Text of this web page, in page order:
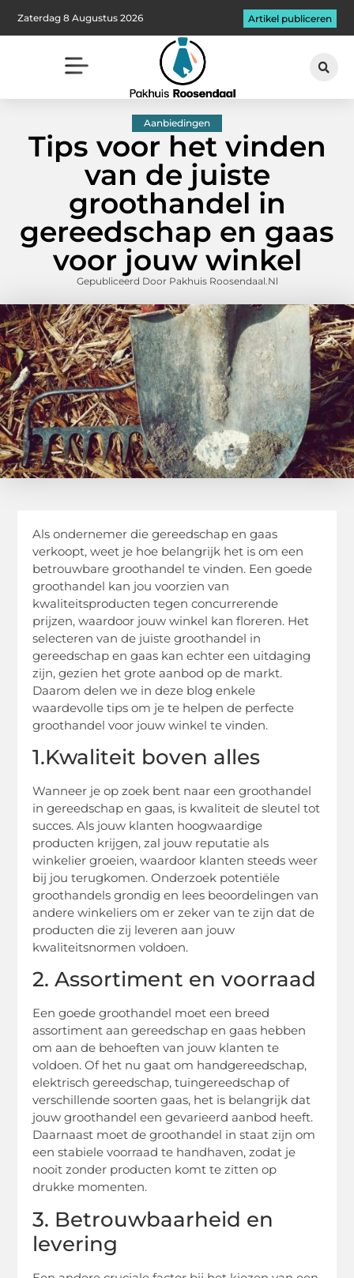
Zaterdag 8 Augustus 2026 Artikel publiceren
Aanbiedingen
Tips voor het vinden
van de juiste
groothandel in
gereedschap en gaas
voor jouw winkel
Gepubliceerd Door Pakhuis Roosendaal.nl
Als ondernemer die gereedschap en gaas
verkoopt, weet je hoe belangrijk het is om een
betrouwbare groothandel te vinden. Een goede
groothandel kan jou voorzien van
kwaliteitsproducten tegen concurrerende
prijzen, waardoor jouw winkel kan floreren. Het
selecteren van de juiste groothandel in
gereedschap en gaas kan echter een uitdaging
zijn, gezien het grote aanbod op de markt.
Daarom delen we in deze blog enkele
waardevolle tips om je te helpen de perfecte
groothandel voor jouw winkel te vinden.
1.Kwaliteit boven alles
Wanneer je op zoek bent naar een groothandel
in gereedschap en gaas, is kwaliteit de sleutel tot
succes. Als jouw klanten hoogwaardige
producten krijgen, zal jouw reputatie als
winkelier groeien, waardoor klanten steeds weer
bij jou terugkomen. Onderzoek potentiële
groothandels grondig en lees beoordelingen van
andere winkeliers om er zeker van te zijn dat de
producten die zij leveren aan jouw
kwaliteitsnormen voldoen.
2. Assortiment en voorraad
Een goede groothandel moet een breed
assortiment aan gereedschap en gaas hebben
om aan de behoeften van jouw klanten te
voldoen. Of het nu gaat om handgereedschap,
elektrisch gereedschap, tuingereedschap of
verschillende soorten gaas, het is belangrijk dat
jouw groothandel een gevarieerd aanbod heeft.
Daarnaast moet de groothandel in staat zijn om
een stabiele voorraad te handhaven, zodat je
nooit zonder producten komt te zitten op
drukke momenten.
3. Betrouwbaarheid en
levering